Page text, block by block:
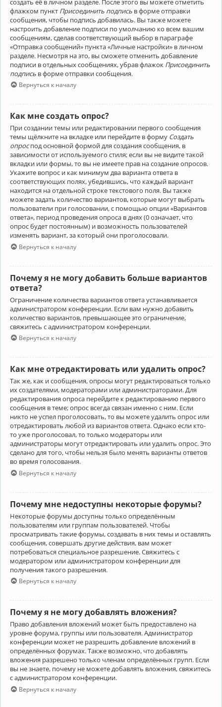
флажком пункт Присоединить подпись в форме отправки
сообщения, чтобы подпись добавилась. Вы также можете
настроить добавление подписи по умолчанию ко всем вашим
сообщениям, сделав соответствующий выбор в параграфе
«Отправка сообщений» пункта «Личные настройки» в личном
разделе. Несмотря на это, вы сможете отменить добавление
подписи в отдельных сообщениях, убрав флажок Присоединить
подпись в форме отправки сообщения.
Вернуться к началу
Как мне создать опрос?
При создании темы или редактировании первого сообщения
темы щёлкните на вкладке или перейдите в форму Создать
опроспод основной формой для создания сообщения, в
зависимости от используемого стиля; если вы не видите такой
вкладки или формы, то вы не имеете прав на создание опросов.
Укажите вопрос и как минимум два варианта ответа в
соответствующих полях, убедившись, что каждый вариант
находится на отдельной строке текстового поля. Вы также
можете задать количество вариантов, которые могут выбрать
пользователи при голосовании, с помощью опции «Вариантов
ответа», период проведения опроса в днях (0 означает, что
опрос будет постоянным) и возможность пользователей
изменять вариант, за который они проголосовали.
Вернуться к началу
Почему я не могу добавить больше вариантов
ответа?
Ограничение количества вариантов ответа устанавливается
администратором конференции. Если вам нужно добавить
количество вариантов, превышающее это ограничение,
свяжитесь с администратором конференции.
Вернуться к началу
Как мне отредактировать или удалить опрос?
Так же, как и сообщения, опросы могут редактироваться только
их создателями, модераторами или администраторами. Для
редактирования опроса перейдите к редактированию первого
сообщения в теме; опрос всегда связан именно с ним. Если
никто не успел проголосовать, то вы можете удалить опрос или
отредактировать любой из вариантов ответа. Однако если кто-
то уже проголосовал, то только модераторы или
администраторы могут отредактировать или удалить опрос. Это
сделано для того, чтобы нельзя было менять варианты ответов
во время голосования.
Вернуться к началу
Почему мне недоступны некоторые форумы?
Некоторые форумы доступны только определённым
пользователям или группам пользователей. Чтобы
просматривать такие форумы, создавать в них темы и оставлять
сообщения, совершать другие действия, вам может
потребоваться специальное разрешение. Свяжитесь с
модератором или администратором конференции для
получения такого разрешения.
Вернуться к началу
Почему я не могу добавлять вложения?
Право добавления вложений может быть предоставлено на
уровне форума, группы или пользователя. Администратор
конференции может не разрешить добавление вложений в
определённых форумах. Также возможно, что добавлять
вложения разрешено только членам определённых групп. Если
вы не знаете, почему не можете добавлять вложения, свяжитесь
с администратором конференции.
Вернуться к началу